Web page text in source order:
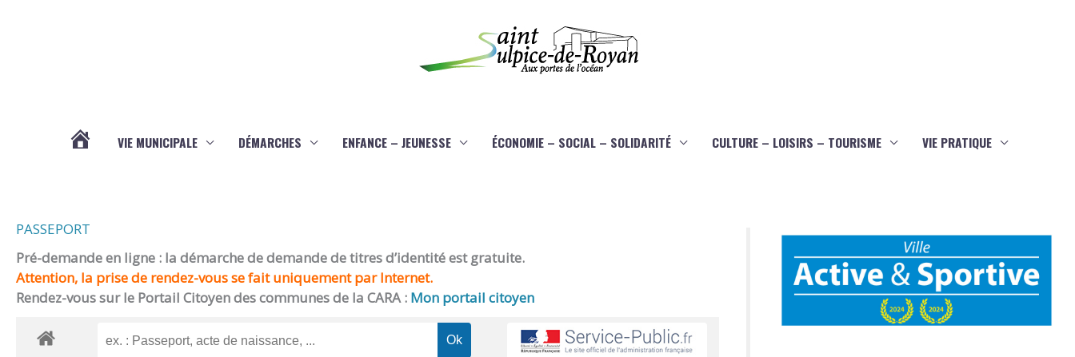
VIE MUNICIPALE DÉMARCHES ENFANCE – JEUNESSE ÉCONOMIE – SOCIAL – SOLIDARITÉ CULTURE – LOISIRS – TOURISME VIE PRATIQUE
PASSEPORT
Pré-demande en ligne : la démarche de demande de titres d’identité est gratuite.
Attention, la prise de rendez-vous se fait uniquement par Internet.
Rendez-vous sur le Portail Citoyen des communes de la CARA : Mon portail citoyen